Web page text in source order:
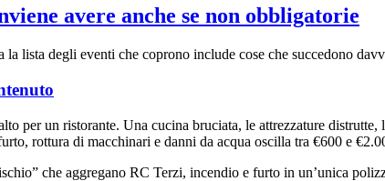
avere anche se non obbligatorie
lista degli eventi che coprono include cose che succedono
per un ristorante. Una cucina bruciata, le attrezzature
rottura di macchinari e danni da acqua oscilla tra €600 e
che aggregano RC Terzi, incendio e furto in un’unica